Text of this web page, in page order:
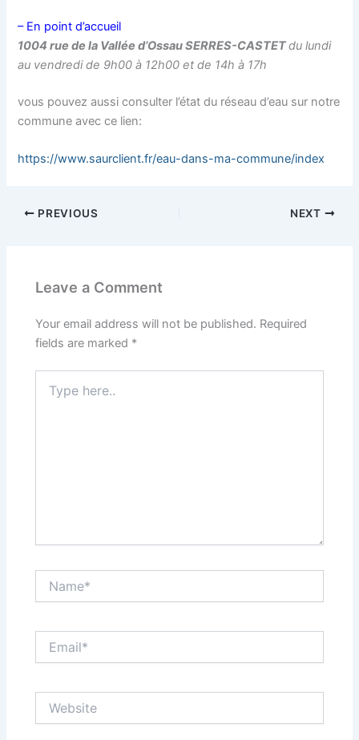
– En point d’accueil
1004 rue de la Vallée d’Ossau SERRES-CASTETdu lundi
au vendredi de 9h00 à 12h00 et de 14h à 17h
vous pouvez aussi consulter l’état du réseau d’eau sur notre
commune avec ce lien:
https://www.saurclient.fr/eau-dans-ma-commune/index
PREVIOUS NEXT
Leave a Comment
Your email address will not be published. Required
fields are marked *
here..